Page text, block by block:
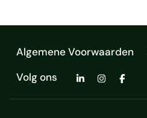
Algemene Voorwaarden
Volg ons